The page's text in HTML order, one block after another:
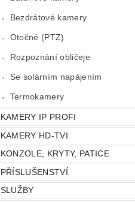
Bezdrátové kamery
Otočné (PTZ)
Rozpoznání obličeje
Se solárním napájením
Termokamery
KAMERY IP PROFI
KAMERY HD-TVI
KONZOLE, KRYTY, PATICE
PŘÍSLUŠENSTVÍ
SLUŽBY